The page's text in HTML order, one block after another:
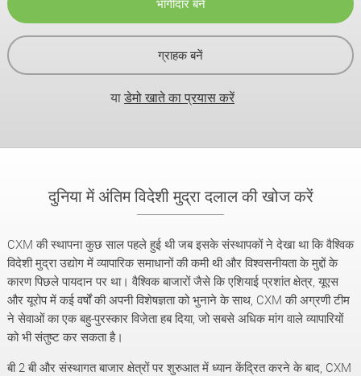
भागीदार बनें
ग्राहक बनें
याडेमो खाते का प्रयास करें
दुनिया में अंतिम विदेशी मुद्रा दलाल की खोज करें
CXM की स्थापना कुछ साल पहले हुई थी जब इसके संस्थापकों ने देखा था कि वैश्विक
विदेशी मुद्रा उद्योग में व्यापारिक समाधानों की कमी थी और विश्वसनीयता के मुद्दों के
कारण पिछले पायदान पर था। वैश्विक बाजारों जैसे कि एशियाई प्रशांत क्षेत्र, यूएस
और यूरोप में कई वर्षों की अपनी विशेषज्ञता को भुनाने के साथ, CXM की अग्रणी टीम
ने सेवाओं का एक बहु-पुरस्कार विजेता हब दिया, जो सबसे अधिक मांग वाले व्यापारियों
को भी संतुष्ट कर सकता है।
बी 2 बी और संस्थागत बाजार क्षेत्रों पर शुरुआत में ध्यान केंद्रित करने के बाद, CXM